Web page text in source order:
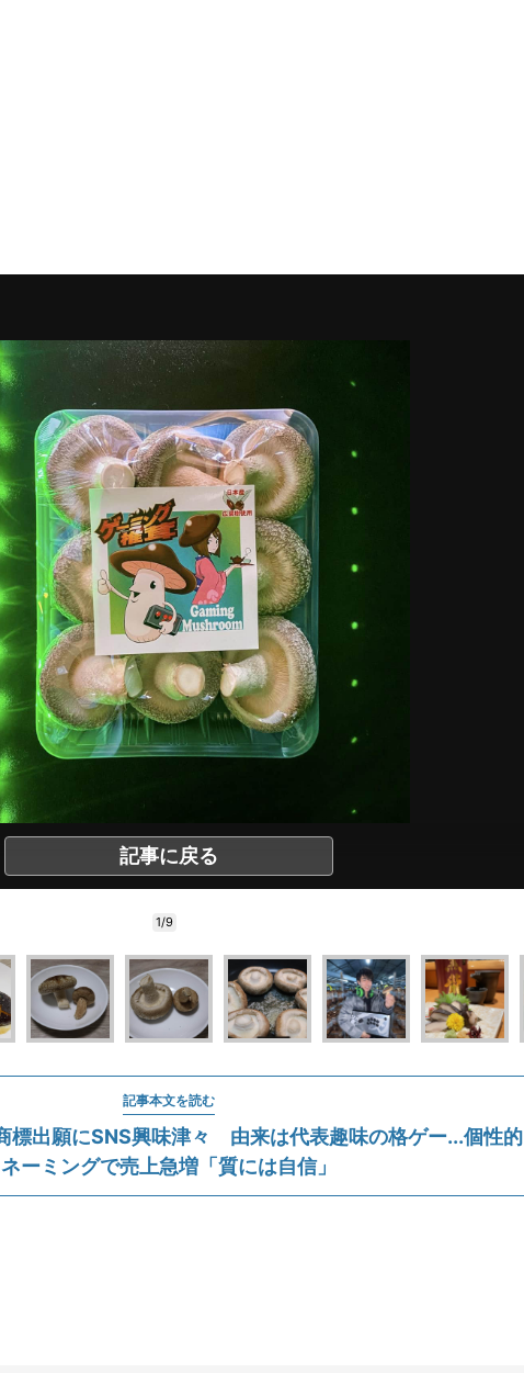
記事に戻る
1/9
記事本文を読む
標出願にSNS興味津々 由来は代表趣味の格ゲー...個性的
ネーミングで売上急増「質には自信」